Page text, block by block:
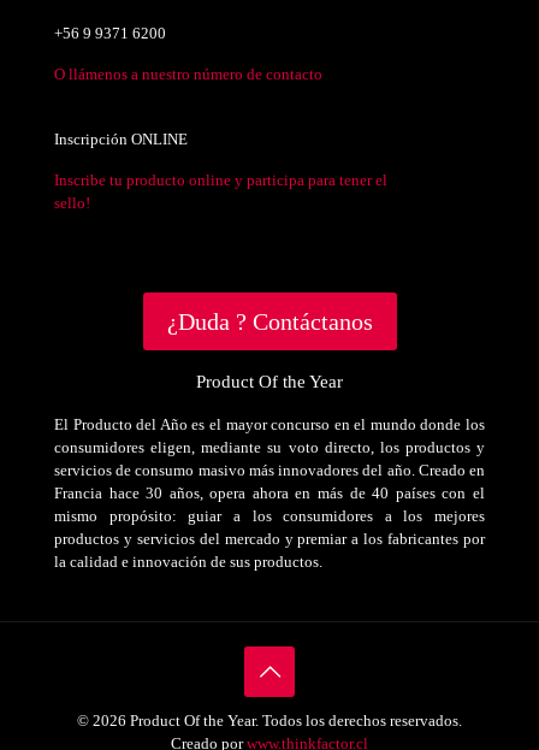
+56 9 9371 6200
O llámenos a nuestro número de contacto
Inscripción ONLINE
Inscribe tu producto online y participa para tener el
sello!
¿Duda ? Contáctanos
Product Of the Year
El Producto del Año es el mayor concurso en el mundo donde los
consumidores eligen, mediante su voto directo, los productos y
servicios de consumo masivo más innovadores del año. Creado en
Francia hace 30 años, opera ahora en más de 40 países con el
mismo propósito: guiar a los consumidores a los mejores
productos y servicios del mercado y premiar a los fabricantes por
la calidad e innovación de sus productos.
© 2026 Product Of the Year. Todos los derechos reservados.
Creado porwww.thinkfactor.cl